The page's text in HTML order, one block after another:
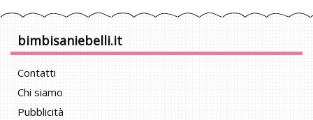
bimbisaniebelli.it
Contatti
Chi siamo
Pubblicità